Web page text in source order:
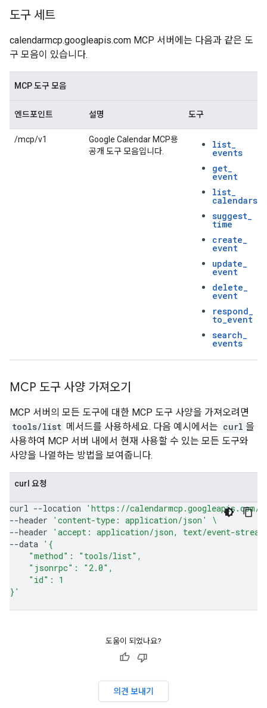
도구 세트
calendarmcp.googleapis.com MCP 서버에는 다음과 같은 도
구 모음이 있습니다.
MCP 도구 모음
엔드포인트 설명 도구
/mcp/v1
Google Calendar MCP용
공개 도구 모음입니다.
list_
events
get_
event
list_
calendars
suggest_
time
create_
event
update_
event
delete_
event
respond_
to_event
search_
events
MCP 도구 사양 가져오기
MCP 서버의 모든 도구에 대한 MCP 도구 사양을 가져오려면
tools/list 메서드를 사용하세요. 다음 예시에서는 curl 을
사용하여 MCP 서버 내에서 현재 사용할 수 있는 모든 도구와
사양을 나열하는 방법을 보여줍니다.
curl 요청
curl --location
'https://calendarmcp.googleapis.com/
--header
'content-type: application/json'
\
--header
'accept: application/json, text/event-
--data '{
    "method": "tools/list",
    "jsonrpc": "2.0",
    "id": 1
}'
도움이 되었나요?
의견 보내기